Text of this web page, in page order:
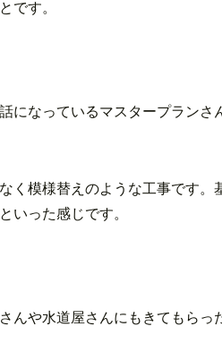
です。
になっているマスタープランさ
く模様替えのような工事です。
いった感じです。
んや水道屋さんにもきてもらっ